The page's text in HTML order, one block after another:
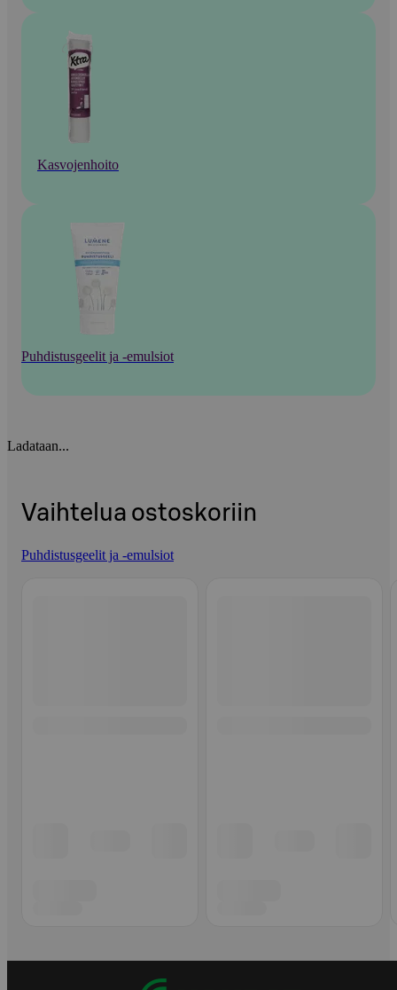
Kasvojenhoito
Puhdistusgeelit ja -emulsiot
Ladataan...
Vaihtelua ostoskoriin
Puhdistusgeelit ja -emulsiot